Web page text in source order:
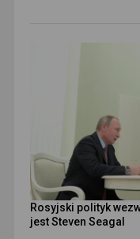
Rosyjski polityk
jest Steven Seagal